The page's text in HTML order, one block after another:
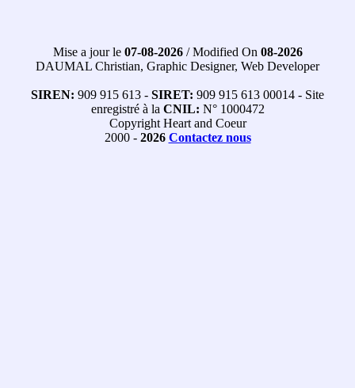
Mise a jour le 07-08-2026/ Modified On 08-2026
DAUMAL Christian, Graphic Designer, Web Developer
SIREN: 909 915 613 - SIRET: 909 915 613 00014 - Site
enregistré à la CNIL: N° 1000472
Copyright Heart and Coeur
2000 - 2026 Contactez nous